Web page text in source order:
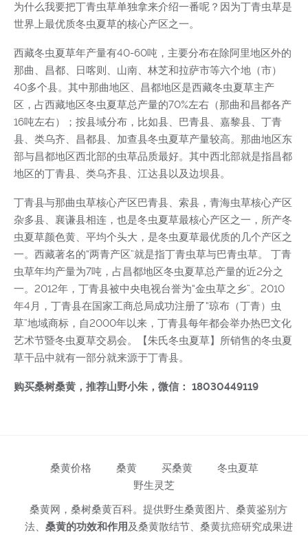
为什么我要把丁青虫草单独拿来介绍一番呢？因为丁青虫草是
世界上最优质冬虫夏草的核心产区之一。
西藏冬虫夏草年产量有40-60吨，主要分布在除阿里地区外的
那曲、昌都、日喀则、山南、林芝和拉萨市等六个地（市）
40多个县。其中那曲地区、昌都地区是西藏冬虫夏草主产
区，占西藏地区冬虫夏草总产量的70%左右（那曲和昌都各产
16吨左右）；按县域分布，比如县、巴青县、嘉黎县、丁青
县、类乌齐、昌都县、加查县冬虫夏草产量较高。那曲地区东
部与昌都地区西北部的虫草品质最好。其中西北部就是指昌都
地区的丁青县、类乌齐县、江达县以及边坝县。
丁青县与那曲虫草核心产区巴青县、索县，青海虫草核心产区
杂多县、襄谦县相连，也是冬虫夏草最核心产区之一，所产冬
虫夏草颜色黄、平均个头大，是冬虫夏草最优质的几个产区之
一。西藏著名的“两青产区”就是指丁青虫草与巴青虫草。 丁青
虫草年均产量为7吨，占昌都地区冬虫夏草总产量的近2分之
一。2012年，丁青县被中央电视台誉为“金虫草之乡”。2010
年4月，丁青县在国家工商总局成功注册了“琼布（丁青）虫
草”地域商标，自2000年以来，丁青县每年都会举办热巴文化
艺术节暨冬虫夏草交易会。【朱氏冬虫夏草】所销售的冬虫夏
草干品中就有一部分就来源于丁青县。
购买桑树桑黄，推荐山野小朱，微信： 18030449119
桑黄价格 桑黄 买桑黄
冬虫夏草
野生灵芝
桑黄网，桑树桑黄百科。提供野生桑黄图片、桑黄鉴别方
法、 桑黄的功效和作用及桑黄散结节、桑黄抗癌研究成果进